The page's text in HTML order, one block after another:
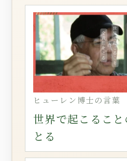
ヒューレン博士の言葉
世界で起こるこ
とる